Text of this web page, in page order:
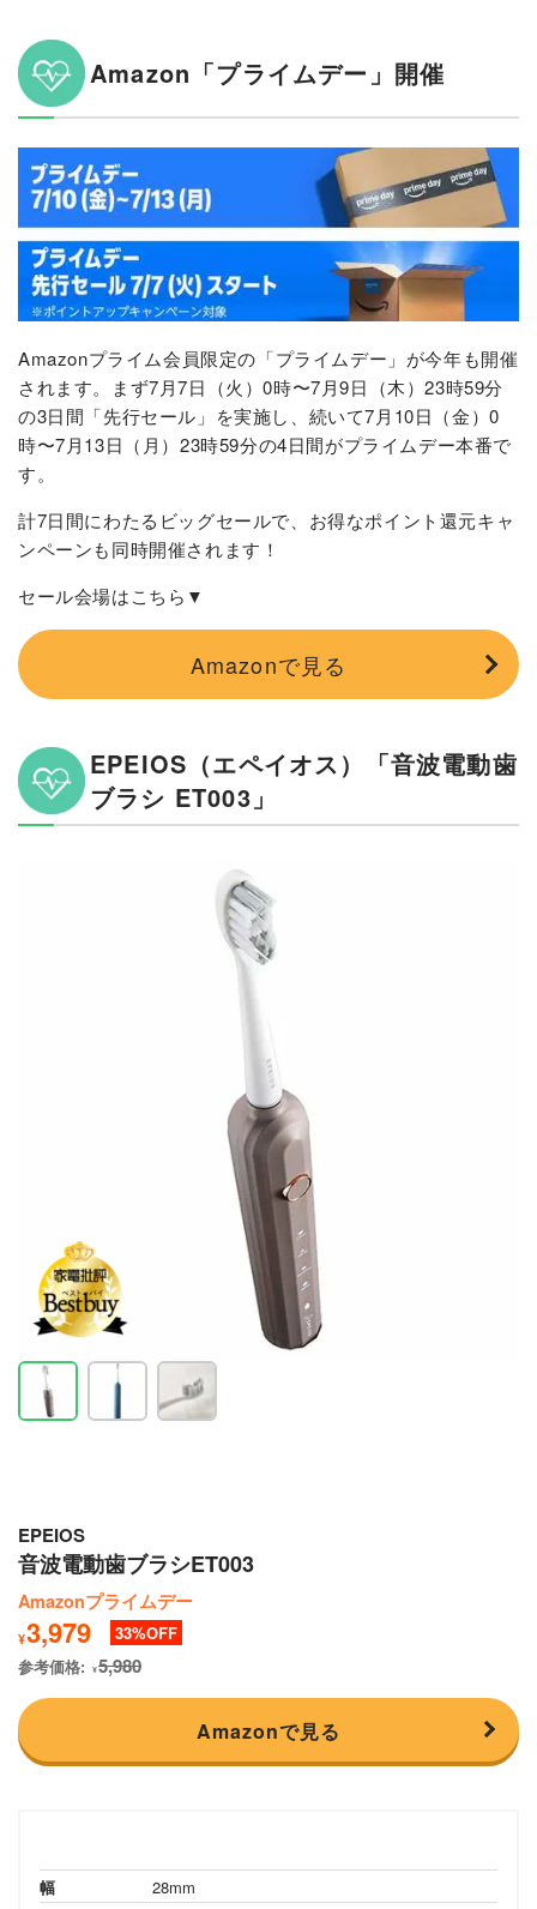
Amazon「プライムデー」開催
Amazonプライム会員限定の「プライムデー」が今年も開催
されます。まず7月7日（火）0時〜7月9日（木）23時59分
の3日間「先行セール」を実施し、続いて7月10日（金）0
時〜7月13日（月）23時59分の4日間がプライムデー本番で
す。
計7日間にわたるビッグセールで、お得なポイント還元キャ
ンペーンも同時開催されます！
セール会場はこちら▼
Amazonで見る
EPEIOS（エペイオス）「音波電動歯
ブラシ ET003」​
EPEIOS
音波電動歯ブラシET003
Amazonプライムデー
¥3,979
33
参考価格:
¥5,980
Amazonで見る
幅
28mm